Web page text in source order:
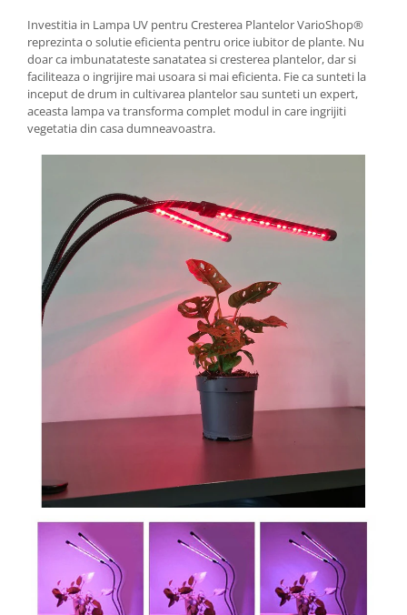
Investitia in Lampa UV pentru Cresterea Plantelor VarioShop®
reprezinta o solutie eficienta pentru orice iubitor de plante. Nu
doar ca imbunatateste sanatatea si cresterea plantelor, dar si
faciliteaza o ingrijire mai usoara si mai eficienta. Fie ca sunteti la
inceput de drum in cultivarea plantelor sau sunteti un expert,
aceasta lampa va transforma complet modul in care ingrijiti
vegetatia din casa dumneavoastra.